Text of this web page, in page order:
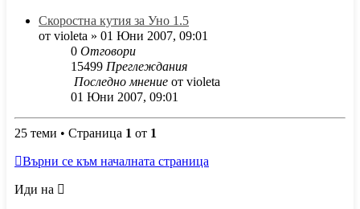
Скоростна кутия за Уно 1.5
от violeta » 01 Юни 2007, 09:01
0 Отговори
15499 Преглеждания
Последно мнение от violeta
01 Юни 2007, 09:01
25 теми • Страница 1 от 1
Върни се към началната страница
Иди на